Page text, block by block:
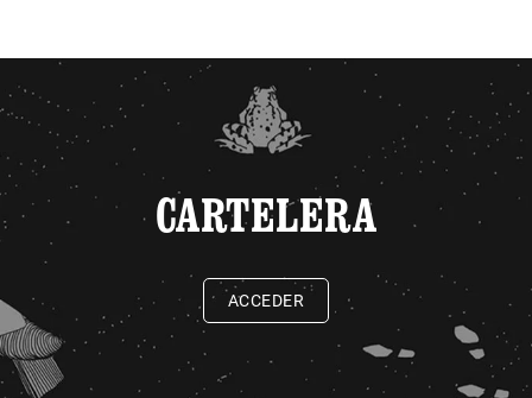
CARTELERA
ACCEDER